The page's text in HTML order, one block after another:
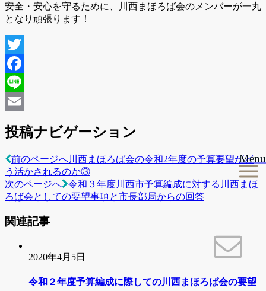
Menu
安全・安心を守るために、川西まほろば会のメンバーが一丸
となり頑張ります！
投稿ナビゲーション
前のページへ川西まほろば会の令和2年度の予算要望がど
う活かされるのか③
次のページへ
令和３年度川西市予算編成に対する川西まほ
ろば会としての要望事項と市長部局からの回答
関連記事
2020年4月5日
令和２年度予算編成に際しての川西まほろば会の要望